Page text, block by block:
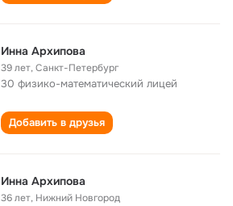
Инна Архипова
39 лет,Санкт-Петербург
30 физико-математический лицей
Добавить в друзья
Инна Архипова
36 лет, Нижний Новгород